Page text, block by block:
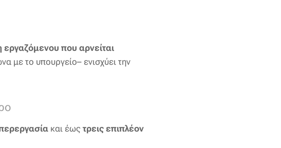
που αρνείται
με το υπουργείο– ενισχύει την
και έως τρεις επιπλέον